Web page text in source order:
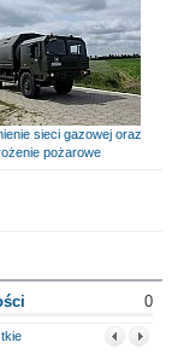
sieci gazowej oraz
pożarowe
0